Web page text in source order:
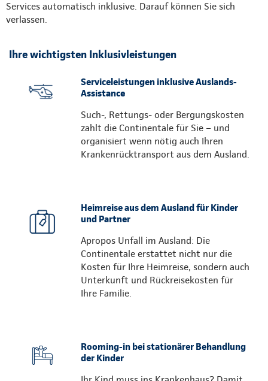
Services automatisch inklusive. Darauf können Sie sich
verlassen.
Ihre wichtigsten Inklusivleistungen
Serviceleistungen inklusive Auslands-
Assistance
Such-, Rettungs- oder Bergungskosten
zahlt die Continentale für Sie – und
organisiert wenn nötig auch Ihren
Krankenrücktransport aus dem Ausland.
Heimreise aus dem Ausland für Kinder
und Partner
Apropos Unfall im Ausland: Die
Continentale erstattet nicht nur die
Kosten für Ihre Heimreise, sondern auch
Unterkunft und Rückreisekosten für
Ihre Familie.
Rooming-in bei stationärer Behandlung
der Kinder